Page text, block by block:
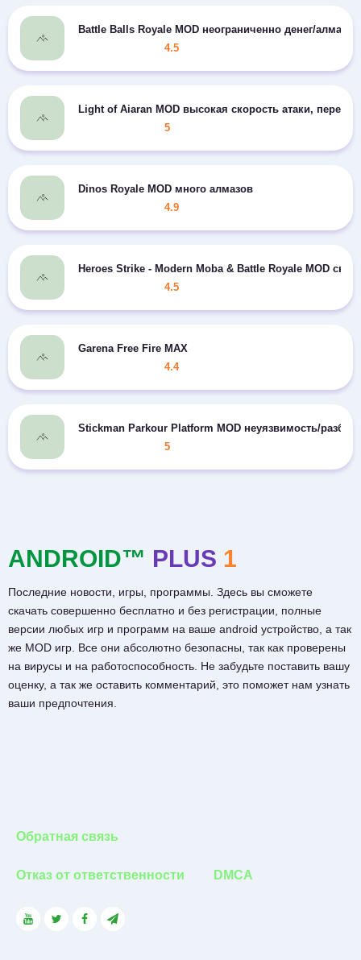
Battle Balls Royale MOD неограниченно денег/алмазов
4.5
Light of Aiaran MOD высокая скорость атаки,
5
Dinos Royale MOD много алмазов
4.9
Heroes Strike - Modern Moba & Battle Royale MOD
4.5
Garena Free Fire MAX
4.4
Stickman Parkour Platform MOD неуязвимость/
5
ANDROID™ PLUS 1
Последние новости, игры, программы. Здесь вы сможете
скачать совершенно бесплатно и без регистрации, полные
версии любых игр и программ на ваше android устройство, а так
же MOD игр. Все они абсолютно безопасны, так как проверены
на вирусы и на работоспособность. Не забудьте поставить вашу
оценку, а так же оставить комментарий, это поможет нам узнать
ваши предпочтения.
Обратная связь
Отказ от ответственности DMCA